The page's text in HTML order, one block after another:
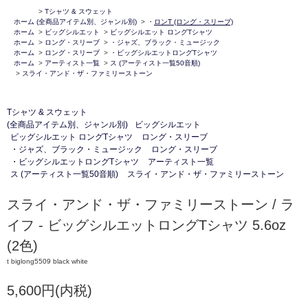
ホーム
> Tシャツ & スウェット
(全商品アイテム別、ジャンル別) > ・ ロンT (ロング・スリーブ)
ホーム
> ビッグシルエット > ビッグシルエット ロングTシャツ
ホーム
> ロング・スリーブ >
・ジャズ、ブラック・ミュージック
ホーム
> ロング・スリーブ >
・ビッグシルエットロングTシャツ
ホーム
> アーティスト一覧 > ス (アーティスト一覧50音順)
> スライ・アンド・ザ・ファミリーストーン
Tシャツ & スウェット
(全商品アイテム別、ジャンル別)
ビッグシルエット
ビッグシルエット ロングTシャツ
ロング・スリーブ
・ジャズ、ブラック・ミュージック
ロング・スリーブ
・ビッグシルエットロングTシャツ
アーティスト一覧
ス (アーティスト一覧50音順)
スライ・アンド・ザ・ファミリーストーン
スライ・アンド・ザ・ファミリーストーン / ラ
イフ - ビッグシルエットロングTシャツ 5.6oz
(2色)
t biglong5509 black white
5,600円(内税)